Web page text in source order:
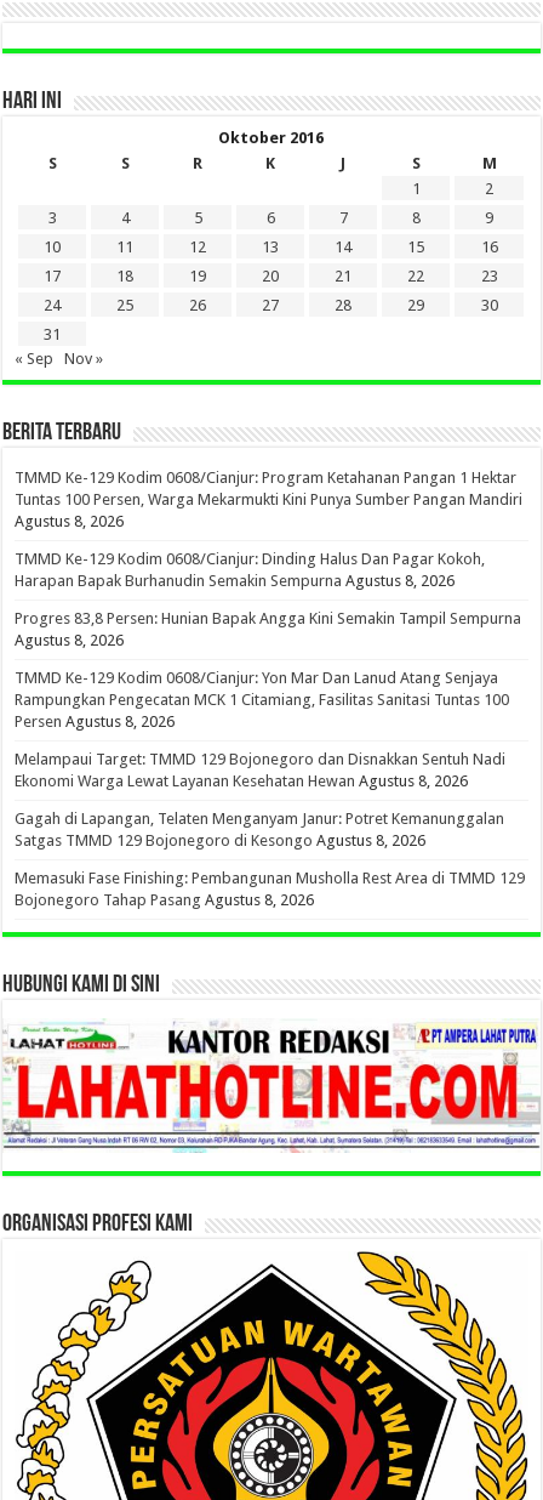
HARI INI
Oktober 2016
S
S R K J S
M
1
2
3
4 5 6 7 8
9
10
11 12 13 14 15
16
17
18 19 20 21 22
23
24
25 26 27 28 29
30
31
« Sep
Nov »
BERITA TERBARU
TMMD Ke-129 Kodim 0608/Cianjur: Program Ketahanan Pangan 1 Hektar
Tuntas 100 Persen, Warga Mekarmukti Kini Punya Sumber Pangan Mandiri
Agustus 8, 2026
TMMD Ke-129 Kodim 0608/Cianjur: Dinding Halus Dan Pagar Kokoh,
Harapan Bapak Burhanudin Semakin Sempurna Agustus 8, 2026
Progres 83,8 Persen: Hunian Bapak Angga Kini Semakin Tampil Sempurna
Agustus 8, 2026
TMMD Ke-129 Kodim 0608/Cianjur: Yon Mar Dan Lanud Atang Senjaya
Rampungkan Pengecatan MCK 1 Citamiang, Fasilitas Sanitasi Tuntas 100
Persen Agustus 8, 2026
Melampaui Target: TMMD 129 Bojonegoro dan Disnakkan Sentuh Nadi
Ekonomi Warga Lewat Layanan Kesehatan Hewan Agustus 8, 2026
Gagah di Lapangan, Telaten Menganyam Janur: Potret Kemanunggalan
Satgas TMMD 129 Bojonegoro di Kesongo Agustus 8, 2026
Memasuki Fase Finishing: Pembangunan Musholla Rest Area di TMMD 129
Bojonegoro Tahap Pasang Agustus 8, 2026
HUBUNGI KAMI DI SINI
ORGANISASI PROFESI KAMI